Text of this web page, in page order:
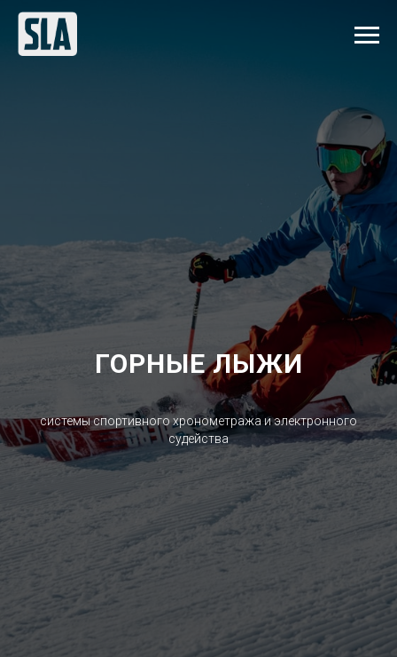
ГОРНЫЕ ЛЫЖИ
системы спортивного хронометража и электронного
судейства